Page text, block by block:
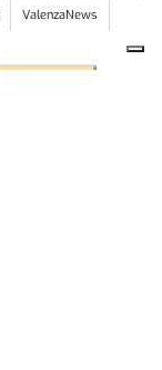
ValenzaNews